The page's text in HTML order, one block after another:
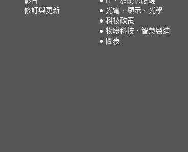
修訂與更新
● 光電．顯示．光學
● 科技政策
● 物聯科技．智慧製造
● 圖表